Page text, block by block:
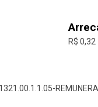
R$ 0,32